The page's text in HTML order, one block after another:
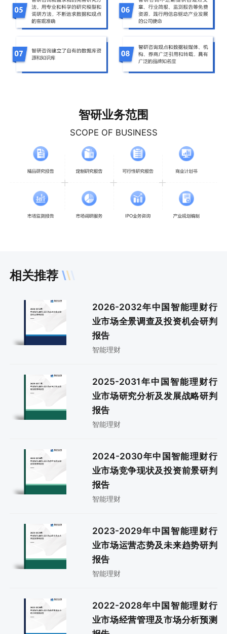
智研业务范围
SCOPE OF BUSINESS
相关推荐
2026-2032年中国智能理财行
业市场全景调查及投资机会研判
报告
智能理财
2025-2031年中国智能理财行
业市场研究分析及发展战略研判
报告
智能理财
2024-2030年中国智能理财行
业市场竞争现状及投资前景研判
报告
智能理财
2023-2029年中国智能理财行
业市场运营态势及未来趋势研判
报告
智能理财
2022-2028年中国智能理财行
业市场经营管理及市场分析预测